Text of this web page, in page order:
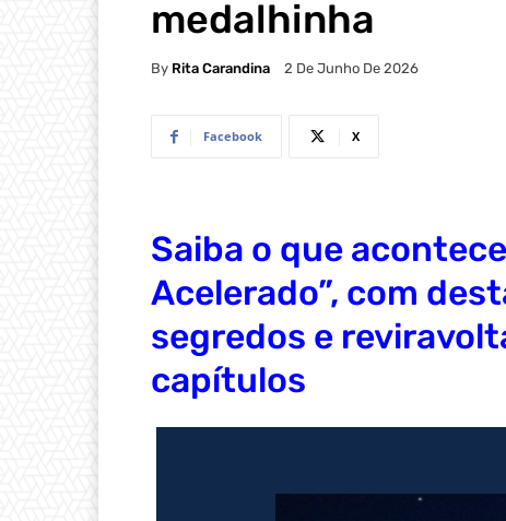
medalhinha
By Rita Carandina 2 De Junho De 2026
Facebook X
Saiba o que
Acelerado”, com
segredos e
capítulos